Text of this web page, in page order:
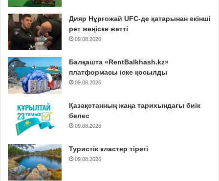
Дияр Нұрғожай UFC-де қатарынан екінші
рет жеңіске жетті
09.08.2026
Балқашта «RentBalkhash.kz»
платформасы іске қосылды
09.08.2026
Қазақстанның жаңа тарихындағы биік
белес
09.08.2026
Туристік кластер тірегі
09.08.2026